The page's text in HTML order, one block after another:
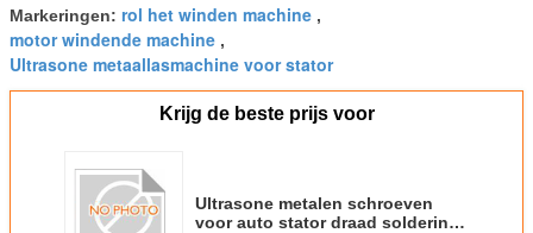
Markeringen: rol het winden machine ,
motor windende machine ,
Ultrasone metaallasmachine voor stator
Krijg de beste prijs voor
Ultrasone metalen schroeven
voor auto stator draad soldering